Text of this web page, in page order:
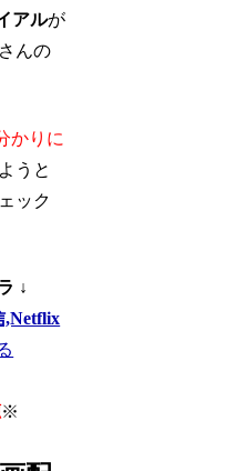
アルが
んの
かりに
うと
ック
↓
※